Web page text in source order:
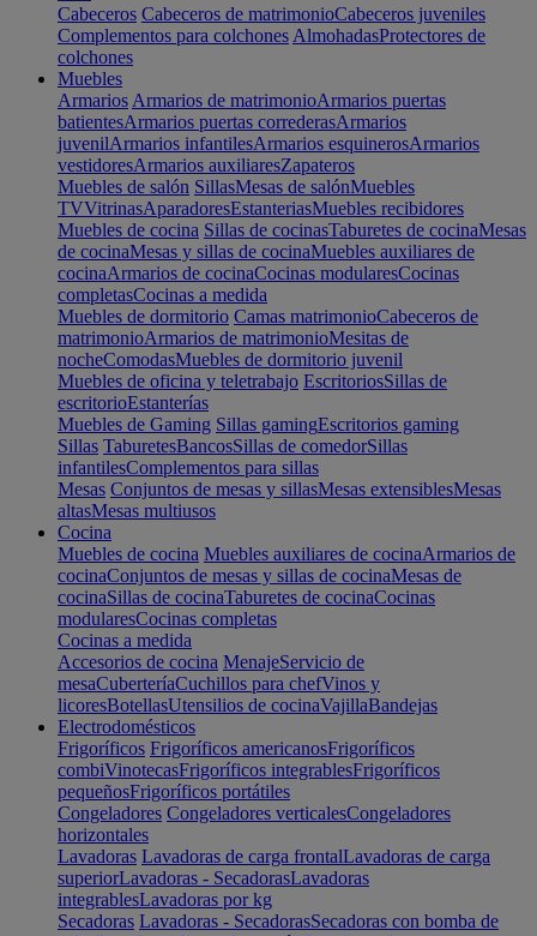
Cabeceros Cabeceros de matrimonioCabeceros juveniles
Complementos para colchones AlmohadasProtectores de
colchones
Muebles
Armarios Armarios de matrimonioArmarios puertas
batientesArmarios puertas correderasArmarios
juvenilArmarios infantilesArmarios esquinerosArmarios
vestidoresArmarios auxiliaresZapateros
Muebles de salón SillasMesas de salónMuebles
TVVitrinasAparadoresEstanteriasMuebles recibidores
Muebles de cocina Sillas de cocinasTaburetes de cocinaMesas
de cocinaMesas y sillas de cocinaMuebles auxiliares de
cocinaArmarios de cocinaCocinas modularesCocinas
completasCocinas a medida
Muebles de dormitorio Camas matrimonioCabeceros de
matrimonioArmarios de matrimonioMesitas de
nocheComodasMuebles de dormitorio juvenil
Muebles de oficina y teletrabajo EscritoriosSillas de
escritorioEstanterías
Muebles de Gaming Sillas gamingEscritorios gaming
Sillas TaburetesBancosSillas de comedorSillas
infantilesComplementos para sillas
Mesas Conjuntos de mesas y sillasMesas extensiblesMesas
altasMesas multiusos
Cocina
Muebles de cocina Muebles auxiliares de cocinaArmarios de
cocinaConjuntos de mesas y sillas de cocinaMesas de
cocinaSillas de cocinaTaburetes de cocinaCocinas
modularesCocinas completas
Cocinas a medida
Accesorios de cocina MenajeServicio de
mesaCuberteríaCuchillos para chefVinos y
licoresBotellasUtensilios de cocinaVajillaBandejas
Electrodomésticos
Frigoríficos Frigoríficos americanosFrigoríficos
combiVinotecasFrigoríficos integrablesFrigoríficos
pequeñosFrigoríficos portátiles
Congeladores Congeladores verticalesCongeladores
horizontales
Lavadoras Lavadoras de carga frontalLavadoras de carga
superiorLavadoras - SecadorasLavadoras
integrablesLavadoras por kg
Secadoras Lavadoras - SecadorasSecadoras con bomba de